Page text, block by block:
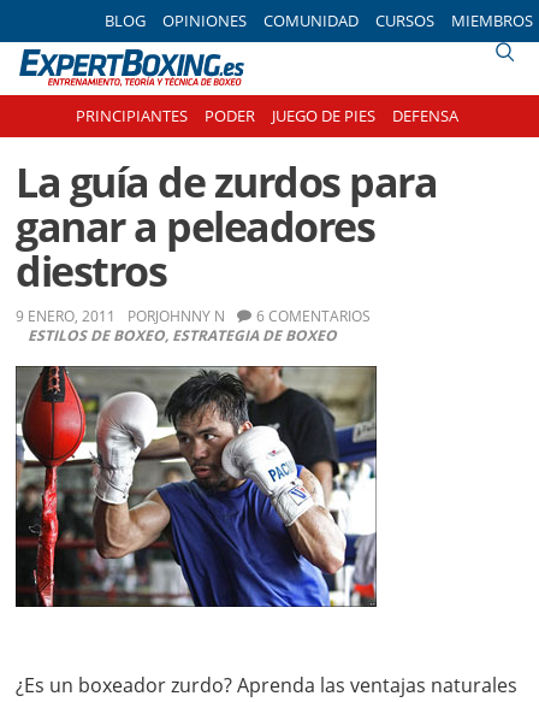
to
primary
navigation
to
main
to
primary
to
footer
BLOG OPINIONES COMUNIDAD CURSOS MIEMBROS
PRINCIPIANTES PODER JUEGO DE PIES DEFENSA
La guía de zurdos para
ganar a peleadores
diestros
9 ENERO, 2011 PORJOHNNY N
ESTILOS DE BOXEO, ESTRATEGIA DE BOXEO
6 COMENTARIOS
¿Es un boxeador zurdo? Aprenda las ventajas naturales